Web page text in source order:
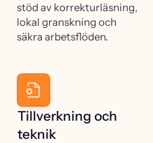
stöd av korrekturläsning,
lokal granskning och
säkra arbetsflöden.
Tillverkning och
teknik